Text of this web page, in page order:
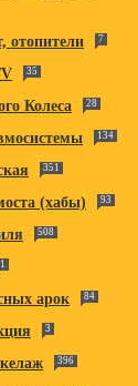
отопители 7
35
Колеса 28
134
351
(хабы) 93
508
арок 84
3
396